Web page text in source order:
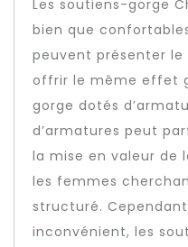
Les soutiens-gorge
bien que
peuvent présenter le
offrir le même effet
gorge dotés
d’armatures peut
la mise en valeur de
les femmes
structuré.
inconvénient, les